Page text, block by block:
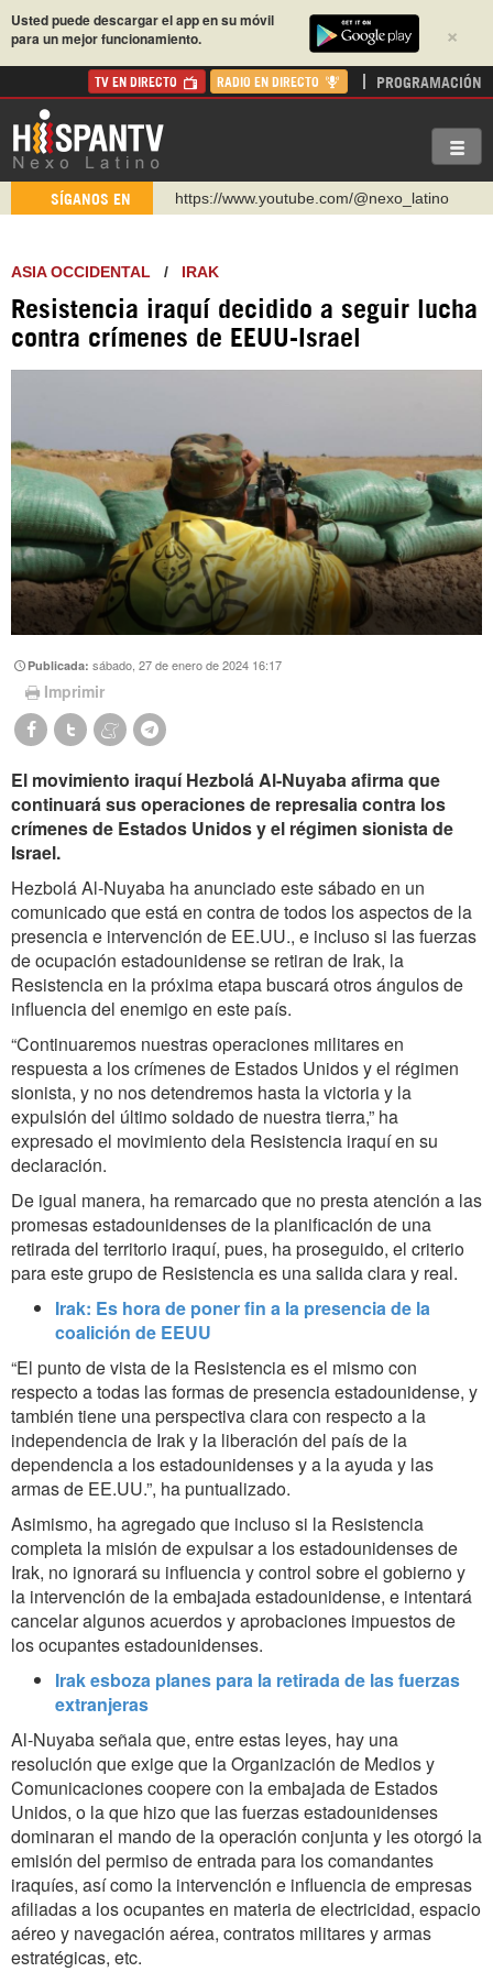
×
Usted puede descargar el app en su móvil
para un mejor funcionamiento.
TV EN DIRECTO RADIO EN DIRECTO PROGRAMACIÓN
SÍGANOS EN https://www.youtube.com/@nexo_latino
http://twitter.com/nexo_latino
https://urmedium.com/c/hispantv
WhatsApp y Viber: +98 921 79 29 404
Instagram como: hispan_tv
https://www.facebook.com/Nexolatino.Canal
ASIA OCCIDENTAL / IRAK
Resistencia iraquí decidido a seguir lucha
contra crímenes de EEUU-Israel
Publicada:sábado, 27 de enero de 2024 16:17
Imprimir
El movimiento iraquí Hezbolá Al-Nuyaba afirma que
continuará sus operaciones de represalia contra los
crímenes de Estados Unidos y el régimen sionista de
Israel.
Hezbolá Al-Nuyaba ha anunciado este sábado en un
comunicado que está en contra de todos los aspectos de la
presencia e intervención de EE.UU., e incluso si las fuerzas
de ocupación estadounidense se retiran de Irak, la
Resistencia en la próxima etapa buscará otros ángulos de
influencia del enemigo en este país.
“Continuaremos nuestras operaciones militares en
respuesta a los crímenes de Estados Unidos y el régimen
sionista, y no nos detendremos hasta la victoria y la
expulsión del último soldado de nuestra tierra,” ha
expresado el movimiento dela Resistencia iraquí en su
declaración.
De igual manera, ha remarcado que no presta atención a las
promesas estadounidenses de la planificación de una
retirada del territorio iraquí, pues, ha proseguido, el criterio
para este grupo de Resistencia es una salida clara y real.
Irak: Es hora de poner fin a la presencia de la
coalición de EEUU
“El punto de vista de la Resistencia es el mismo con
respecto a todas las formas de presencia estadounidense, y
también tiene una perspectiva clara con respecto a la
independencia de Irak y la liberación del país de la
dependencia a los estadounidenses y a la ayuda y las
armas de EE.UU.”, ha puntualizado.
Asimismo, ha agregado que incluso si la Resistencia
completa la misión de expulsar a los estadounidenses de
Irak, no ignorará su influencia y control sobre el gobierno y
la intervención de la embajada estadounidense, e intentará
cancelar algunos acuerdos y aprobaciones impuestos de
los ocupantes estadounidenses.
Irak esboza planes para la retirada de las fuerzas
extranjeras
Al-Nuyaba señala que, entre estas leyes, hay una
resolución que exige que la Organización de Medios y
Comunicaciones coopere con la embajada de Estados
Unidos, o la que hizo que las fuerzas estadounidenses
dominaran el mando de la operación conjunta y les otorgó la
emisión del permiso de entrada para los comandantes
iraquíes, así como la intervención e influencia de empresas
afiliadas a los ocupantes en materia de electricidad, espacio
aéreo y navegación aérea, contratos militares y armas
estratégicas, etc.